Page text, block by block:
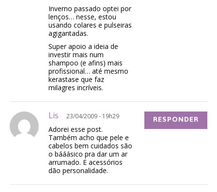
Inverno passado optei por
lenços… nesse, estou
usando colares e pulseiras
agigantadas.
Super apoio a ideia de
investir mais num
shampoo (e afins) mais
profissional… até mesmo
kerastase que faz
milagres incríveis.
Lis 23/04/2009 - 19h29
Adorei esse post.
Também acho que pele e
cabelos bem cuidados são
o bááásico pra dar um ar
arrumado. E acessórios
dão personalidade.
RESPONDER